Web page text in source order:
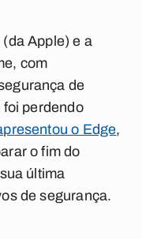
Apple) e a
com
de
perdendo
o Edge,
o fim do
última
de segurança.